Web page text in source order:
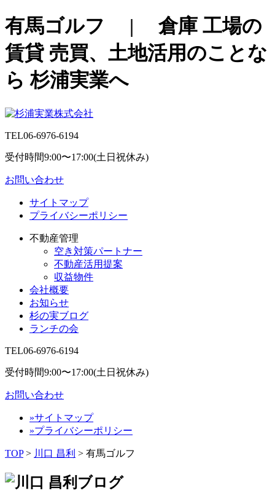
有馬ゴルフ | 倉庫 工場の
賃貸 売買、土地活用のことな
ら 杉浦実業へ
TEL06-6976-6194
受付時間9:00〜17:00(土日祝休み)
お問い合わせ
サイトマップ
プライバシーポリシー
不動産管理
空き対策パートナー
不動産活用提案
収益物件
会社概要
お知らせ
杉の実ブログ
ランチの会
TEL06-6976-6194
受付時間9:00〜17:00(土日祝休み)
お問い合わせ
»サイトマップ
»プライバシーポリシー
TOP> 川口 昌利 > 有馬ゴルフ